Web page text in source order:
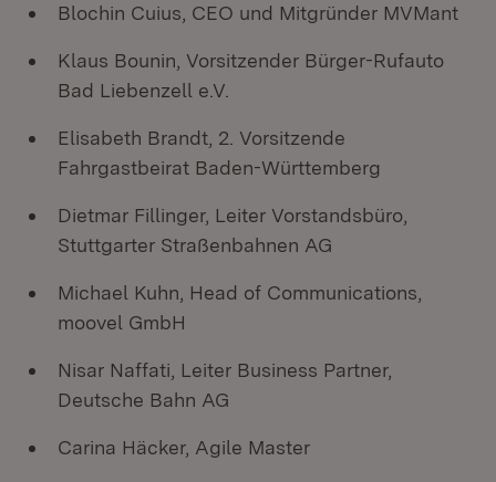
Blochin Cuius, CEO und Mitgründer MVMant
Klaus Bounin, Vorsitzender Bürger-Rufauto
Bad Liebenzell e.V.
Elisabeth Brandt, 2. Vorsitzende
Fahrgastbeirat Baden-Württemberg
Dietmar Fillinger, Leiter Vorstandsbüro,
Stuttgarter Straßenbahnen AG
Michael Kuhn, Head of Communications,
moovel GmbH
Nisar Naffati, Leiter Business Partner,
Deutsche Bahn AG
Carina Häcker, Agile Master